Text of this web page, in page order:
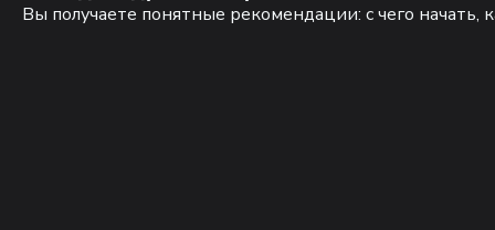
Вы получаете понятные рекомендации: с чего начать,